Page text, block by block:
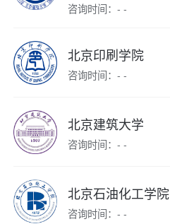
咨询时间：- -
北京印刷学院
咨询时间：- -
北京建筑大学
咨询时间：- -
北京石油化工学院
咨询时间：- -